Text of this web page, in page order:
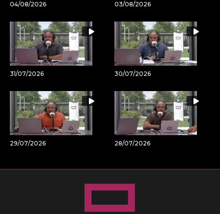
04/08/2026 03/08/2026
31/07/2026 30/07/2026
29/07/2026 28/07/2026